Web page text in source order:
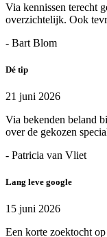
Via kennissen terecht
overzichtelijk. Ook
- Bart Blom
Dé tip
21 juni 2026
Via bekenden beland
over de gekozen
- Patricia van Vliet
Lang leve google
15 juni 2026
Een korte zoektocht